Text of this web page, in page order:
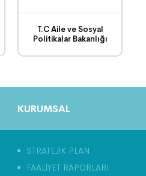
T.C Aile ve Sosyal
Politikalar Bakanlığı
KURUMSAL
STRATEJİK PLAN
FAALİYET RAPORLARI